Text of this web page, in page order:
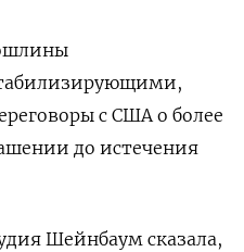
с США о более
до истечения
Шейнбаум сказала,